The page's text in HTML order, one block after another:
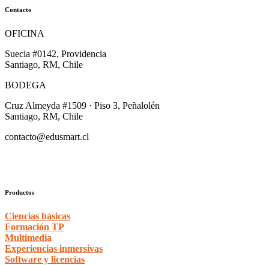
Contacto
OFICINA
Suecia #0142, Providencia
Santiago, RM, Chile
BODEGA
Cruz Almeyda #1509 · Piso 3, Peñalolén
Santiago, RM, Chile
contacto@edusmart.cl
Productos
Ciencias básicas
Formación TP
Multimedia
Experiencias inmersivas
Software y licencias